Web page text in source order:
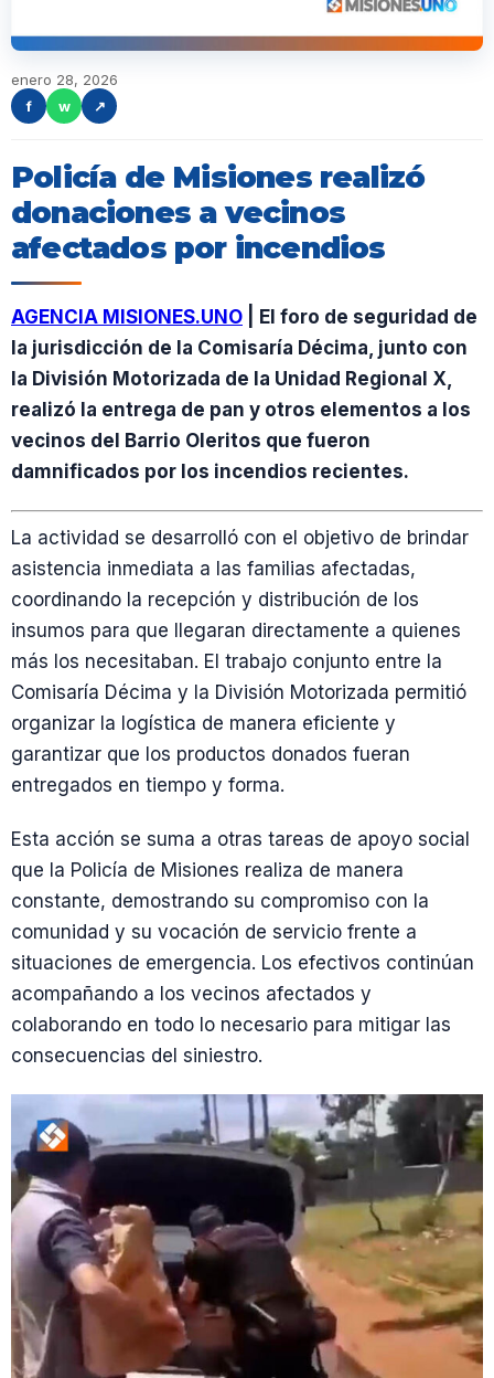
enero 28, 2026
f
w ↗
Policía de Misiones realizó
donaciones a vecinos
afectados por incendios
AGENCIA MISIONES.UNO | El foro de seguridad de
la jurisdicción de la Comisaría Décima, junto con
la División Motorizada de la Unidad Regional X,
realizó la entrega de pan y otros elementos a los
vecinos del Barrio Oleritos que fueron
damnificados por los incendios recientes.
La actividad se desarrolló con el objetivo de brindar
asistencia inmediata a las familias afectadas,
coordinando la recepción y distribución de los
insumos para que llegaran directamente a quienes
más los necesitaban. El trabajo conjunto entre la
Comisaría Décima y la División Motorizada permitió
organizar la logística de manera eficiente y
garantizar que los productos donados fueran
entregados en tiempo y forma.
Esta acción se suma a otras tareas de apoyo social
que la Policía de Misiones realiza de manera
constante, demostrando su compromiso con la
comunidad y su vocación de servicio frente a
situaciones de emergencia. Los efectivos continúan
acompañando a los vecinos afectados y
colaborando en todo lo necesario para mitigar las
consecuencias del siniestro.